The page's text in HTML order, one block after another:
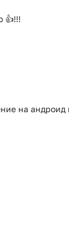
👍!!!
на андроид